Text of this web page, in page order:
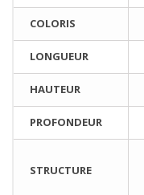
COLORIS
LONGUEUR
HAUTEUR
PROFONDEUR
STRUCTURE